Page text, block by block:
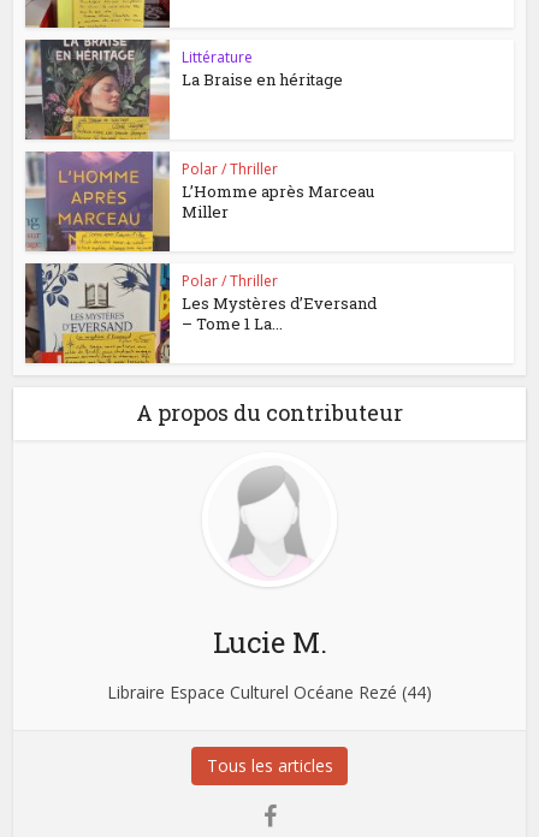
Littérature
La Braise en héritage
Polar / Thriller
L’Homme après Marceau
Miller
Polar / Thriller
Les Mystères d’Eversand
– Tome 1 La...
A propos du contributeur
Lucie M.
Libraire Espace Culturel Océane Rezé (44)
Tous les articles